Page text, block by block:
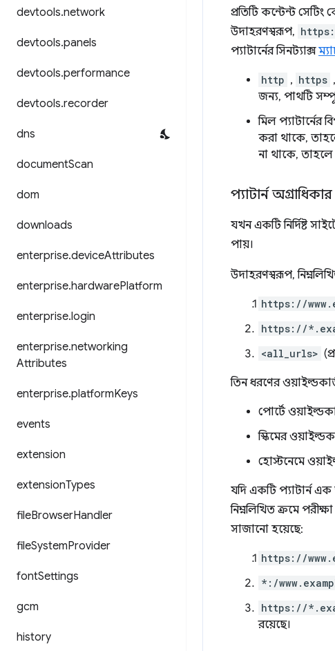
devtools.network
devtools.panels
devtools.performance
devtools.recorder
dns
documentScan
dom
downloads
enterprise.deviceAttributes
enterprise.hardwarePlatform
enterprise.login
enterprise.networking
Attributes
enterprise.platformKeys
events
extension
extensionTypes
fileBrowserHandler
fileSystemProvider
fontSettings
gcm
history
প্রতিটি কন্টেন্ট
উদাহরণস্বরূপ,
প্যাটার্নের সিনট্যাক্স
http , https
জন্য, পাথটি
মিল প্যাটার্নের
করা থাকে,
না থাকে, তাহলে
প্যাটার্ন অগ্রাধিকার
যখন একটি নির্দিষ্ট
পায়।
উদাহরণস্বরূপ,
https://
https://
<all_urls>
তিন ধরণের
পোর্টে
স্কিমের
হোস্টনেমে
যদি একটি প্যাটার্ন এক
নিম্নলিখিত ক্রমে
সাজানো হয়েছে:
https://
*:/
https://
রয়েছে।